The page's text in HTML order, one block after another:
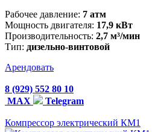
Рабочее давление: 7 атм
Мощность двигателя: 17,9 кВт
Производительность: 2,7 м³/мин
Тип: дизельно-винтовой
Арендовать
8 (929) 552 80 10
MAX
Telegram
Компрессор электрический КМ1